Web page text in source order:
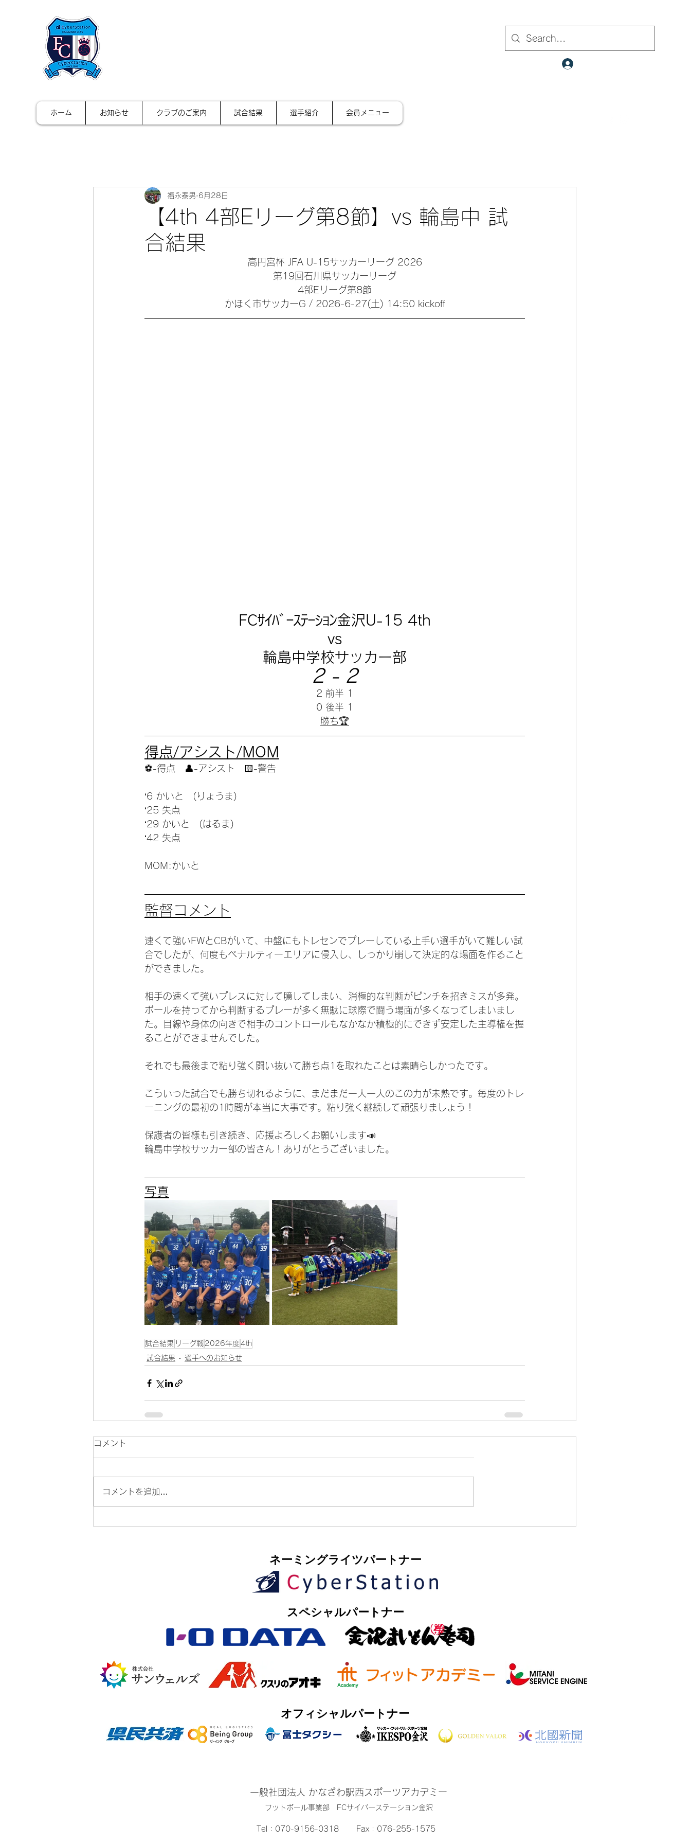
ホーム お知らせ クラブのご案内 試合結果 選手紹介 会員メニュー
【4th 4部Eリーグ第8節】vs 輪島中 試
合結果
福永泰男 6月28日
高円宮杯 JFA U-15サッカーリーグ 2026
第19回石川県サッカーリーグ
4部Eリーグ第8節
かほく市サッカーG / 2026-6-27(土) 14:50 kickoff
FCｻｲﾊﾞｰｽﾃｰｼｮﾝ金沢U-15 4th
vs
輪島中学校サッカー部
2 - 2
2 前半 1
0 後半 1
勝ち🏆
得点/アシスト/MOM
⚽️-得点　👤-アシスト　🟨-警告
‘6 かいと　(りょうま)
‘25 失点
‘29 かいと　(はるま)
‘42 失点
MOM:かいと
監督コメント
速くて強いFWとCBがいて、中盤にもトレセンでプレーしている上手い選手がいて難しい試
合でしたが、何度もペナルティーエリアに侵入し、しっかり崩して決定的な場面を作ること
ができました。
相手の速くて強いプレスに対して臆してしまい、消極的な判断がピンチを招きミスが多発。
ボールを持ってから判断するプレーが多く無駄に球際で闘う場面が多くなってしまいまし
た。目線や身体の向きで相手のコントロールもなかなか積極的にできず安定した主導権を握
ることができませんでした。
それでも最後まで粘り強く闘い抜いて勝ち点1を取れたことは素晴らしかったです。
こういった試合でも勝ち切れるように、まだまだ一人一人のこの力が未熟です。毎度のトレ
ーニングの最初の1時間が本当に大事です。粘り強く継続して頑張りましょう！
保護者の皆様も引き続き、応援よろしくお願いします📣
輪島中学校サッカー部の皆さん！ありがとうございました。
写真
試合結果 リーグ戦 2026年度 4th
試合結果
選手へのお知らせ
コメント
コメントを追加…
​ネーミングライツパートナー
​スペシャルパートナー
オフィシャルパートナー
一般社団法人 かなざわ駅西スポーツアカデミー
​フットボール事業部 FCサイバーステーション金沢
Tel： 070-9156-0318 Fax：076-255-1575